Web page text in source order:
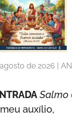
de 2026 |
Salmo
auxílio,